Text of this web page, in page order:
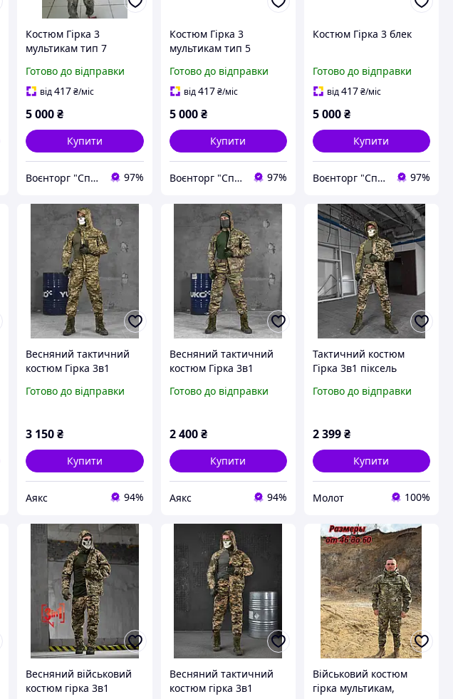
Костюм Гірка 3
мультикам тип 7
Готово до відправки
від417₴/міс
5 000₴
Купити
Воєнторг "Спецназ" - найкращий український військовий магазин — виробник! 97%
Костюм Гірка 3
мультикам тип 5
Готово до відправки
від417 ₴/міс
5 000 ₴
Купити
Воєнторг "Спецназ" - найкращий український військовий магазин — виробник! 97%
Костюм Гірка 3 блек
Готово до відправки
від417₴/міс
5 000₴
Купити
Воєнторг "Спецназ" - найкращий український військовий магазин — виробник! 97%
Весняний тактичний
костюм Гірка 3в1
форма ріп-стоп
Готово до відправки
3 150₴
Купити
Аякс 94%
Весняний тактичний
костюм Гірка 3в1
весенняя форма ріп-
Готово до відправки
2 400 ₴
Купити
Аякс 94%
Тактичний костюм
Гірка 3в1 піксель
армійський комплект
warmest
Готово до відправки
2 399₴
Купити
Молот 100%
Весняний військовий
костюм гірка 3в1
Весняний тактичний
костюм гірка 3в1
Військовий костюм
гірка мультикам,